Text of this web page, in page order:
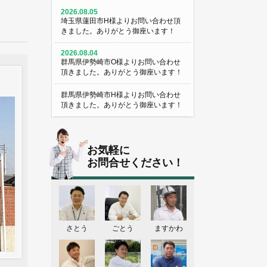
2026.08.05
埼玉県蓮田市H様よりお問い合わせ頂
きました。ありがとう御座います！
2026.08.04
群馬県伊勢崎市O様よりお問い合わせ
頂きました。ありがとう御座います！
群馬県伊勢崎市H様よりお問い合わせ
頂きました。ありがとう御座います！
埼玉県熊谷市M様よりお問い合わせ頂
きました。ありがとう御座います！
埼玉県熊谷市S様よりお問い合わせ頂
きました。ありがとう御座います！
群馬県伊勢崎市K様よりお問い合わせ
頂きました。ありがとう御座います！
東京都葛飾区N様よりお問い合わせ頂
2026.08.03
お気軽に
お問合せください！
さとう ごとう ますかわ